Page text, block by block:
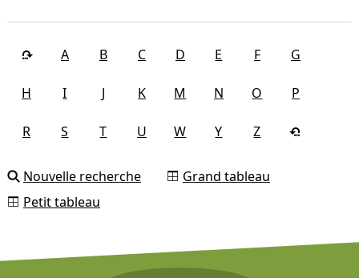
A B C D E F G
H I J K M N O P
R S T U W Y Z
Nouvelle recherche
Grand tableau
Petit tableau